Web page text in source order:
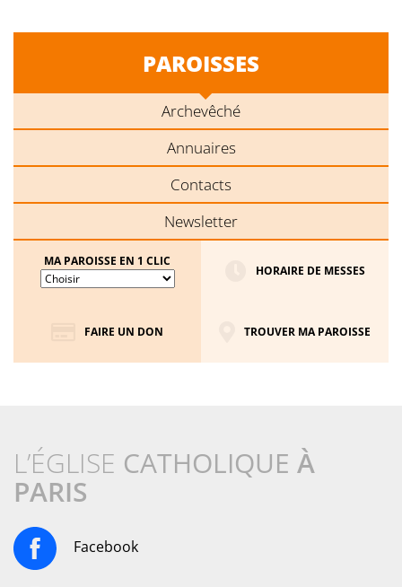
PAROISSES
Archevêché
Annuaires
Contacts
Newsletter
MA PAROISSE EN 1 CLIC
HORAIRE DE MESSES
FAIRE UN DON TROUVER MA PAROISSE
L’ÉGLISE CATHOLIQUE À
PARIS
Facebook